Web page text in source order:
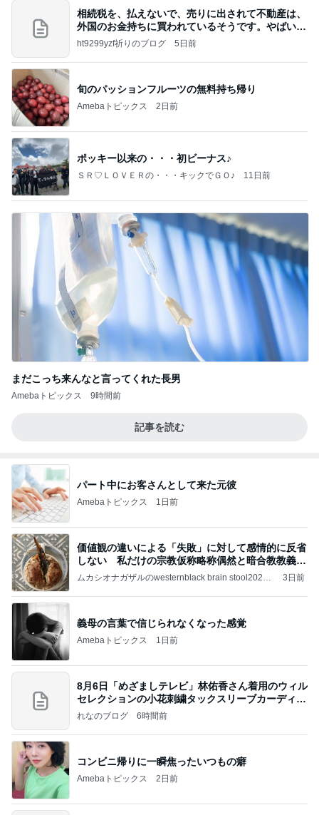
相続税を、払えないで、売りに出されて不動産は、
外国のお金持ちに買われているそうです。やばいで
すよ
ht9299yzf祈りのブログ 5日前
旬のパッションフルーツの無料持ち帰り
Amebaトピックス 2日前
ポッキー以来の・・・初ビーナス♪
ＳＲ♡ＬＯＶＥＲの・・・キックでＧＯ♪ 11日前
まだこっち来んなと言ってくれた長男
Amebaトピックス 9時間前
記事を読む
パート中にお客さんとして来た元彼
Amebaトピックス 1日前
価値観の違いによる「失敗」に対して感情的に反省
しない 私だけの宗教仮称略称偶然と暗合教教義候
補
ムカシオナガザルのwesternblack brain stool2024
ガザル
3日前
義母の言葉で信じられなくなった感覚
Amebaトピックス 1日前
8月6日「めざましテレビ」林佑香さん着用のウィル
セレクションの小花刺繍タックスリーブカーディガ
ン
れなのブログ 6時間前
コンビニ帰りに一瞬焦ったいつもの癖
Amebaトピックス 2日前